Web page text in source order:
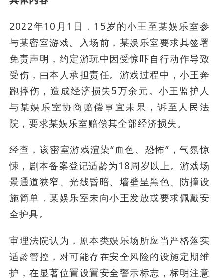
2022年10月1日，15岁的小王至某娱乐室参
与某密室游戏。入场前，某娱乐室要求其签署
免责声明，约定游玩中因受惊吓自行动作导致
受伤，由本人承担责任。游戏过程中，小王奔
跑摔伤，造成经济损失5万余元。小王监护人
与某娱乐室协商赔偿事宜未果，诉至人民法
院，要求某娱乐室赔偿其全部经济损失。
经查，该密室游戏渲染“血色、恐怖”，气氛惊
悚，剧本备案登记适龄为18周岁以上。游戏场
景通道狭窄、光线昏暗、墙壁呈黑色、防撞设
施简单，某娱乐室未向小王发放或要求佩戴安
全护具。
审理法院认为，剧本类娱乐场所应当严格落实
适龄管控，对可能存在安全风险的设施定期维
护，在显著位置设置安全警示标志，标明注意